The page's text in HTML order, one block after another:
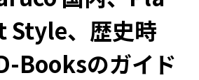
Style、歴史時
Booksのガイド